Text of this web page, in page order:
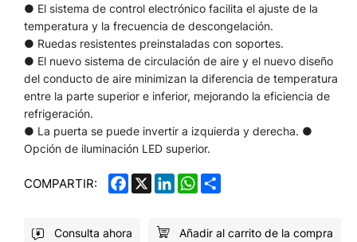
● El sistema de control electrónico facilita el ajuste de la
temperatura y la frecuencia de descongelación.
● Ruedas resistentes preinstaladas con soportes.
● El nuevo sistema de circulación de aire y el nuevo diseño
del conducto de aire minimizan la diferencia de temperatura
entre la parte superior e inferior, mejorando la eficiencia de
refrigeración.
● La puerta se puede invertir a izquierda y derecha. ●
Opción de iluminación LED superior.
COMPARTIR: FACEBOOK
X LINKEDINWHATSAPP
Consulta ahora Añadir al carrito de la compra